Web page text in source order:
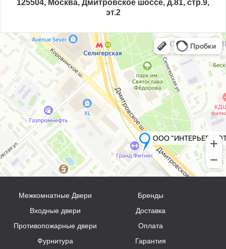
125504, Москва, Дмитровское шоссе, д.81, стр.9,
эт.2
Межкомнатные Двери
Входные двери
Противопожарные двери
Фурнитура
Бренды
Доставка
Оплата
Гарантия